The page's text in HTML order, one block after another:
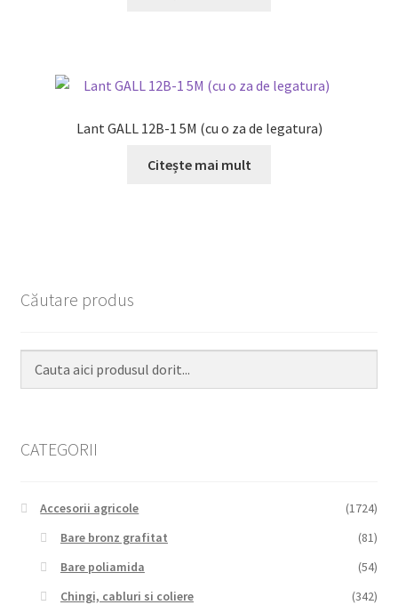
Lant GALL 12B-1 5M (cu o za de legatura)
Citește mai mult
Căutare produs
CATEGORII
Accesorii agricole
(1724)
Bare bronz grafitat
(81)
Bare poliamida
(54)
Chingi, cabluri si coliere
(342)